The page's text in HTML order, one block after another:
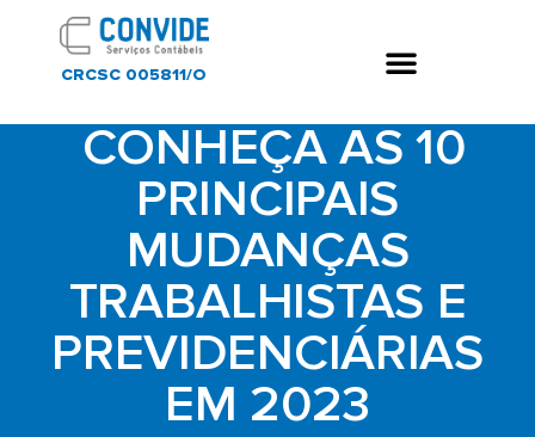
CRCSC 005811/O
CONHEÇA AS 10
PRINCIPAIS
MUDANÇAS
TRABALHISTAS E
PREVIDENCIÁRIAS
EM 2023